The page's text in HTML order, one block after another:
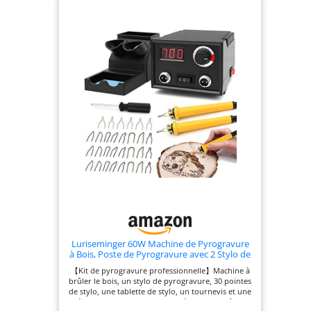
pour des résultats
durables
petites pointes
électriques pour
bois, cuir, meubles
et citrouilles; les
différentes pointes
permettent de
créer lignes
variées et textures,
offrant une
polyvalence totale
✅️Régulateur de
tension sûr - Le
pyrograveur 45–
220V avec corps
ABS solide pour
sécurité et
durabilité dispose
Luriseminger 60W Machine de Pyrogravure
à Bois, Poste de Pyrogravure avec 2 Stylo de
Pyrograveur et 30 Pointes de Fil de
Pyrogravure, Kit de Pyrogravure Bois
Température Réglable de 0 à 700℃
【Kit de pyrogravure professionnelle】Machine à
brûler le bois, un stylo de pyrogravure, 30 pointes
de stylo, une tablette de stylo, un tournevis et une
éponge (lors de l'utilisation, l'éponge doit être